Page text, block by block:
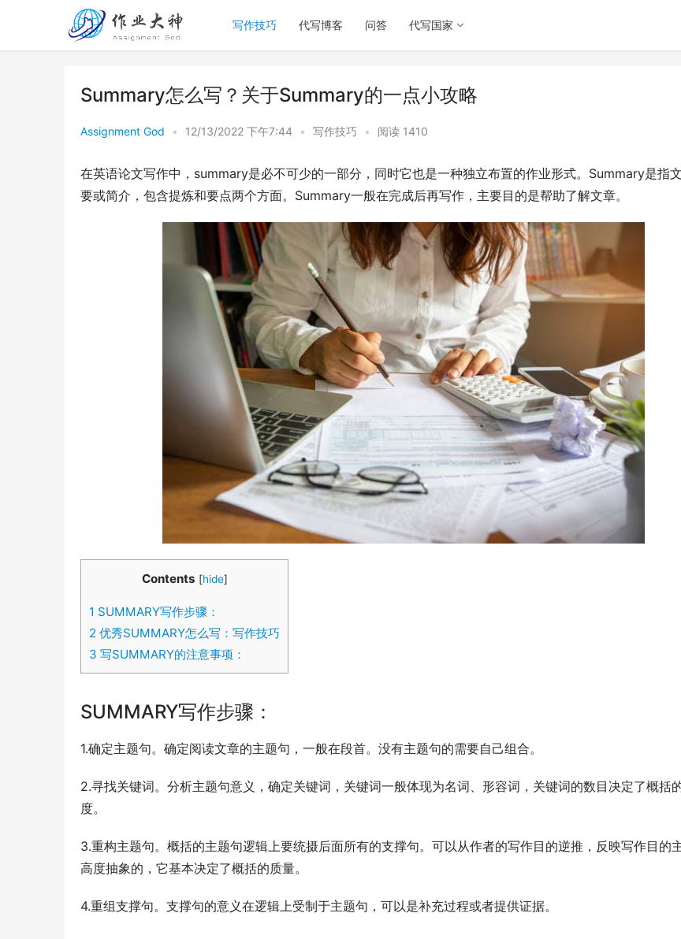
写作技巧 代写博客 问答 代写国家
Summary怎么写？关于Summary的一点小攻略
Assignment God • 12/13/2022 下午7:44 • 写作技巧 • 阅读 1410
在英语论文写作中，summary是必不可少的一部分，同时它也是一种独立布置的作业形式。Summary是指
要或简介，包含提炼和要点两个方面。Summary一般在完成后再写作，主要目的是帮助了解文章。
Contents [hide]
1 SUMMARY写作步骤：
2 优秀SUMMARY怎么写：写作技巧
3 写SUMMARY的注意事项：
SUMMARY写作步骤：
1.确定主题句。确定阅读文章的主题句，一般在段首。没有主题句的需要自己组合。
2.寻找关键词。分析主题句意义，确定关键词，关键词一般体现为名词、形容词，关键词的数目决定了概括
度。
3.重构主题句。概括的主题句逻辑上要统摄后面所有的支撑句。可以从作者的写作目的逆推，反映写作目的
高度抽象的，它基本决定了概括的质量。
4.重组支撑句。支撑句的意义在逻辑上受制于主题句，可以是补充过程或者提供证据。